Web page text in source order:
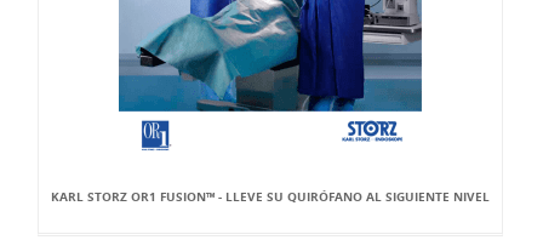
KARL STORZ OR1 FUSION™ - LLEVE SU QUIRÓFANO AL SIGUIENTE NIVEL